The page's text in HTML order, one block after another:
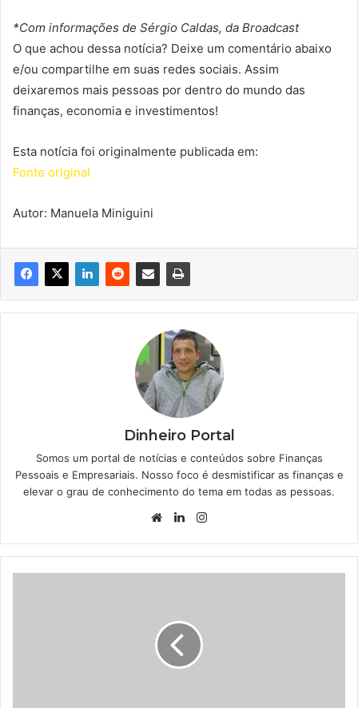
*Com informações de Sérgio Caldas, da Broadcast
O que achou dessa notícia? Deixe um comentário abaixo
e/ou compartilhe em suas redes sociais. Assim
deixaremos mais pessoas por dentro do mundo das
finanças, economia e investimentos!
Esta notícia foi originalmente publicada em:
Fonte original
Autor: Manuela Miniguini
Dinheiro Portal
Somos um portal de notícias e conteúdos sobre Finanças
Pessoais e Empresariais. Nosso foco é desmistificar as finanças e
elevar o grau de conhecimento do tema em todas as pessoas.
WebsiteLinkedin